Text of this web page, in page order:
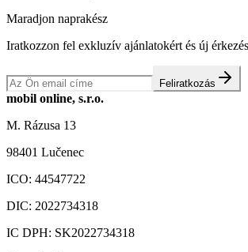
Maradjon naprakész
Iratkozzon fel exkluzív ajánlatokért és új
Feliratkozás
mobil online, s.r.o.
M. Rázusa 13
98401 Lučenec
ICO: 44547722
DIC: 2022734318
IC DPH: SK2022734318